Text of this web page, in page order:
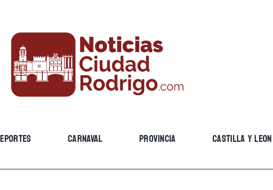
CARNAVAL PROVINCIA CASTILLA Y LEON